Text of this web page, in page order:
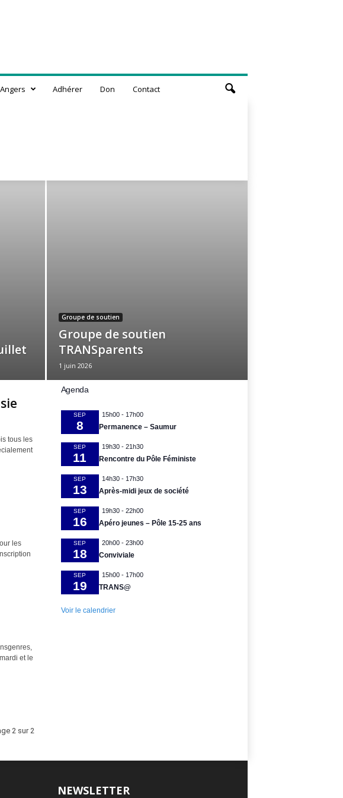
Adhérer Don Contact
Groupe de soutien
Groupe de soutien
TRANSparents
1 juin 2026
tous les
les
et le
2 sur 2
Agenda
SEP
8
15h00- 17h00
Permanence – Saumur
SEP
11
19h30- 21h30
Rencontre du Pôle Féministe
SEP
13
14h30- 17h30
Après-midi jeux de société
SEP
16
19h30- 22h00
Apéro jeunes – Pôle 15-25 ans
SEP
18
20h00- 23h00
Conviviale
SEP
19
15h00- 17h00
TRANS@
Voir le calendrier
NEWSLETTER